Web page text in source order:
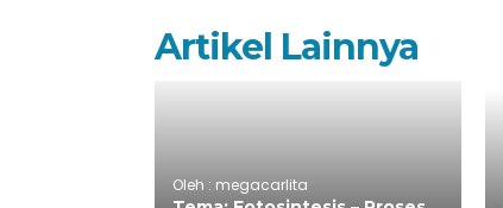
Artikel Lainnya
Oleh : megacarlita